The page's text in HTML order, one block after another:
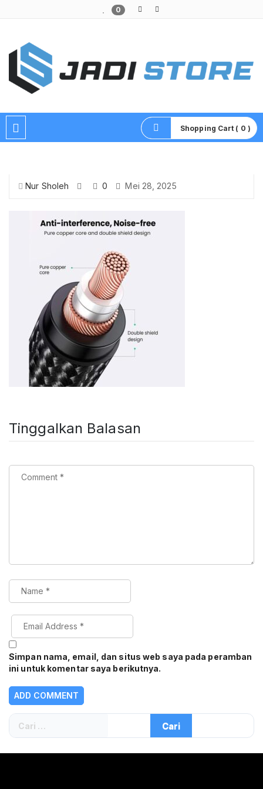
0
Shopping Cart ( 0 )
Nur Sholeh 0 Mei 28, 2025
Tinggalkan Balasan
Simpan nama, email, dan situs web saya pada peramban
ini untuk komentar saya berikutnya.
Cari
untuk: